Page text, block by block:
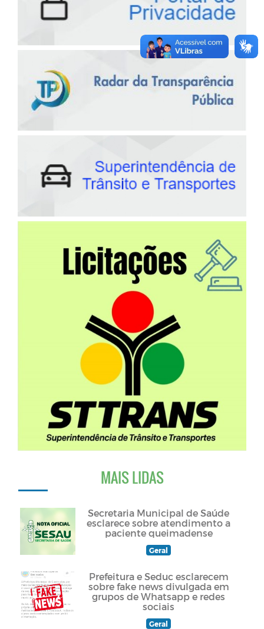
MAIS LIDAS
Secretaria Municipal de Saúde
esclarece sobre atendimento a
paciente queimadense
Geral
Prefeitura e Seduc esclarecem
sobre fake news divulgada em
grupos de Whatsapp e redes
sociais
Geral